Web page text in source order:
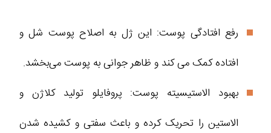
رفع افتادگی پوست: این ژل به اصلاح پوست شل و
افتاده کمک می‌ کند و ظاهر جوانی به پوست می‌بخشد.
بهبود الاستیسیته پوست: پروفایلو تولید کلاژن و
الاستین را تحریک کرده و باعث سفتی و کشیده‌ شدن